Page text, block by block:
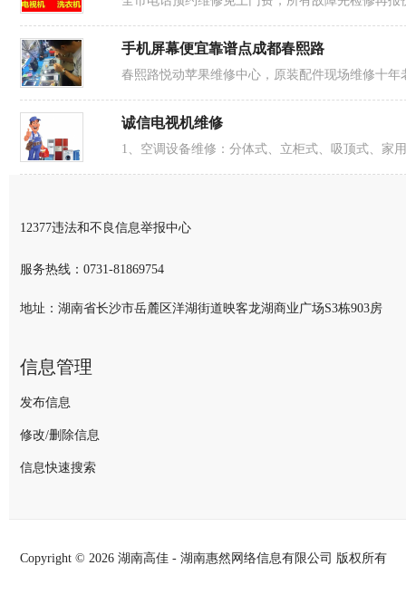
验 证 码：
手机屏幕便宜靠谱点成都春熙路
春熙路悦动苹果维修中心，原装配件现场维修十年
诚信电视机维修
1、空调设备维修：分体式、立柜式、吸顶式、家
12377违法和不良信息举报中心
服务热线： 0731-81869754
地址：湖南省长沙市岳麓区洋湖街道映客龙湖商业广场S3栋903房
信息管理
发布信息
修改/删除信息
信息快速搜索
Copyright © 2026 湖南高佳 - 湖南惠然网络信息有限公司 版权所有